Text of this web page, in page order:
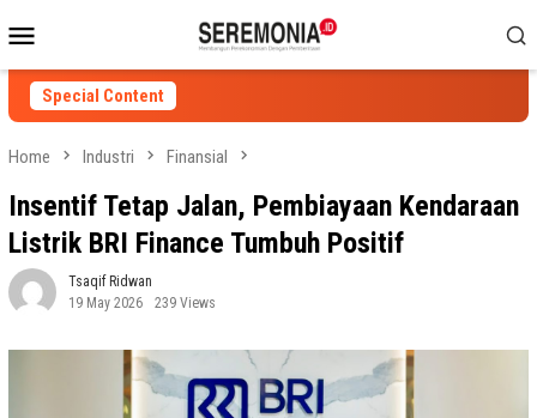
to
contentMenu
Special Content
Home Industri Finansial
Insentif Tetap Jalan, Pembiayaan Kendaraan
Listrik BRI Finance Tumbuh Positif
Tsaqif Ridwan
19 May 2026
239 Views